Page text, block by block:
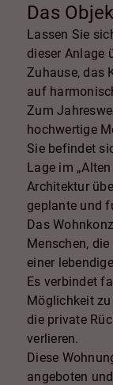
Das
Lassen Sie
dieser Anlage
Zuhause, das
auf
Zum
hochwertige
Sie befindet
Lage im
Architektur
geplante und
Das
Menschen,
einer
Es verbindet
Möglichkeit
die private
verlieren.
Diese
angeboten